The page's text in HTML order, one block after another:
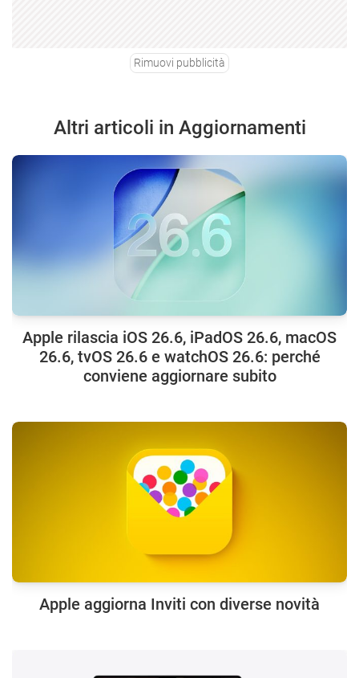
Rimuovi pubblicità
Altri articoli in Aggiornamenti
Apple rilascia iOS 26.6, iPadOS 26.6, macOS
26.6, tvOS 26.6 e watchOS 26.6: perché
conviene aggiornare subito
Apple aggiorna Inviti con diverse novità